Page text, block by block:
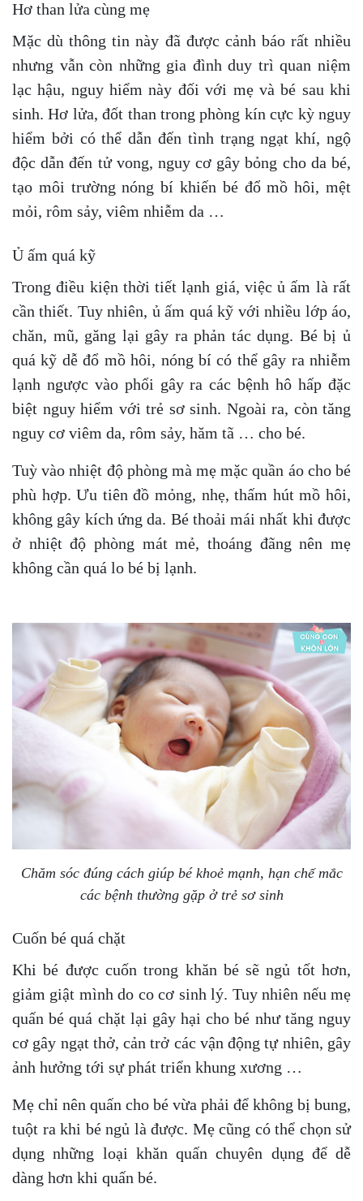
Hơ than lửa cùng mẹ
Mặc dù thông tin này đã được cảnh báo rất nhiều
nhưng vẫn còn những gia đình duy trì quan niệm
lạc hậu, nguy hiểm này đối với mẹ và bé sau khi
sinh. Hơ lửa, đốt than trong phòng kín cực kỳ nguy
hiểm bởi có thể dẫn đến tình trạng ngạt khí, ngộ
độc dẫn đến tử vong, nguy cơ gây bỏng cho da bé,
tạo môi trường nóng bí khiến bé đổ mồ hôi, mệt
mỏi, rôm sảy, viêm nhiễm da …
Ủ ấm quá kỹ
Trong điều kiện thời tiết lạnh giá, việc ủ ấm là rất
cần thiết. Tuy nhiên, ủ ấm quá kỹ với nhiều lớp áo,
chăn, mũ, găng lại gây ra phản tác dụng. Bé bị ủ
quá kỹ dễ đổ mồ hôi, nóng bí có thể gây ra nhiễm
lạnh ngược vào phổi gây ra các bệnh hô hấp đặc
biệt nguy hiểm với trẻ sơ sinh. Ngoài ra, còn tăng
nguy cơ viêm da, rôm sảy, hăm tã … cho bé.
Tuỳ vào nhiệt độ phòng mà mẹ mặc quần áo cho bé
phù hợp. Ưu tiên đồ mỏng, nhẹ, thấm hút mồ hôi,
không gây kích ứng da. Bé thoải mái nhất khi được
ở nhiệt độ phòng mát mẻ, thoáng đãng nên mẹ
không cần quá lo bé bị lạnh.
Chăm sóc đúng cách giúp bé khoẻ mạnh, hạn chế mắc
các bệnh thường gặp ở trẻ sơ sinh
Cuốn bé quá chặt
Khi bé được cuốn trong khăn bé sẽ ngủ tốt hơn,
giảm giật mình do co cơ sinh lý. Tuy nhiên nếu mẹ
quấn bé quá chặt lại gây hại cho bé như tăng nguy
cơ gây ngạt thở, cản trở các vận động tự nhiên, gây
ảnh hưởng tới sự phát triển khung xương …
Mẹ chỉ nên quấn cho bé vừa phải để không bị bung,
tuột ra khi bé ngủ là được. Mẹ cũng có thể chọn sử
dụng những loại khăn quấn chuyên dụng để dễ
dàng hơn khi quấn bé.